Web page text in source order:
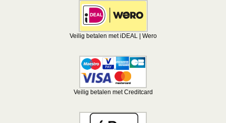
Veilig betalen met iDEAL | Wero
Veilig betalen met Creditcard